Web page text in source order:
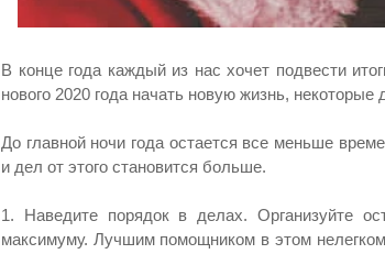
В конце года каждый из нас хочет подвести
нового 2020 года начать новую жизнь,
До главной ночи года остается все меньше
и дел от этого становится больше.
1. Наведите порядок в делах. Организуйте
максимуму. Лучшим помощником в этом